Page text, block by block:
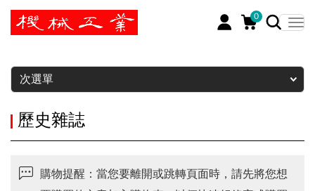
0
暫停
次選單
歷史雜誌
購物提醒：當您要離開或跳轉頁面時，請先將您想